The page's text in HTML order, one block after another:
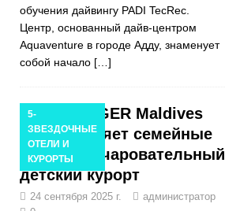
80% и
бесплатными
СПЕЦИАЛЬН
ИЯ
обучения дайвингу PADI TecRec.
Центр, основанный дайв-центром
Aquaventure в городе Адду, знаменует
собой начало […]
5-
ЗВЕЗДОЧНЫЕ
ОТЕЛИ И
КУРОРТЫ
OUTRIGGER Maldives
представляет семейные
виллы и очаровательный
детский курорт
24 сентября 2025 г.
администратор